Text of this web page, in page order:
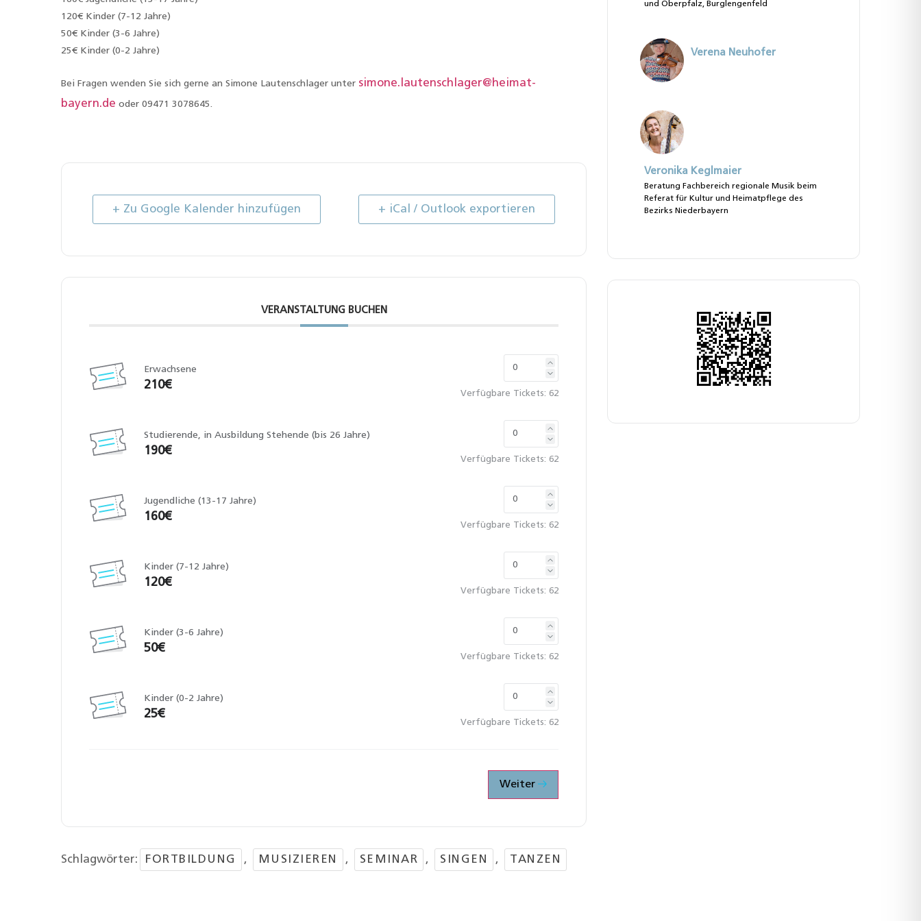
120€ Kinder (7-12 Jahre)
50€ Kinder (3-6 Jahre)
25€ Kinder (0-2 Jahre)
Bei Fragen wenden Sie sich gerne an Simone Lautenschlager unter simone.lautenschlager@heimat-
bayern.de oder 09471 3078645.
+ Zu Google Kalender hinzufügen + iCal / Outlook exportieren
VERANSTALTUNG BUCHEN
Erwachsene
210€
Verfügbare Tickets: 62
Studierende, in Ausbildung Stehende (bis 26 Jahre)
190€
Verfügbare Tickets: 62
Jugendliche (13-17 Jahre)
160€
Verfügbare Tickets: 62
Kinder (7-12 Jahre)
120€
Verfügbare Tickets: 62
Kinder (3-6 Jahre)
50€
Verfügbare Tickets: 62
Kinder (0-2 Jahre)
25€
Verfügbare Tickets: 62
Weiter
Schlagwörter: FORTBILDUNG , MUSIZIEREN , SEMINAR , SINGEN , TANZEN
und Oberpfalz, Burglengenfeld
Verena Neuhofer
Veronika Keglmaier
Beratung Fachbereich regionale Musik beim
Referat für Kultur und Heimatpflege des
Bezirks Niederbayern